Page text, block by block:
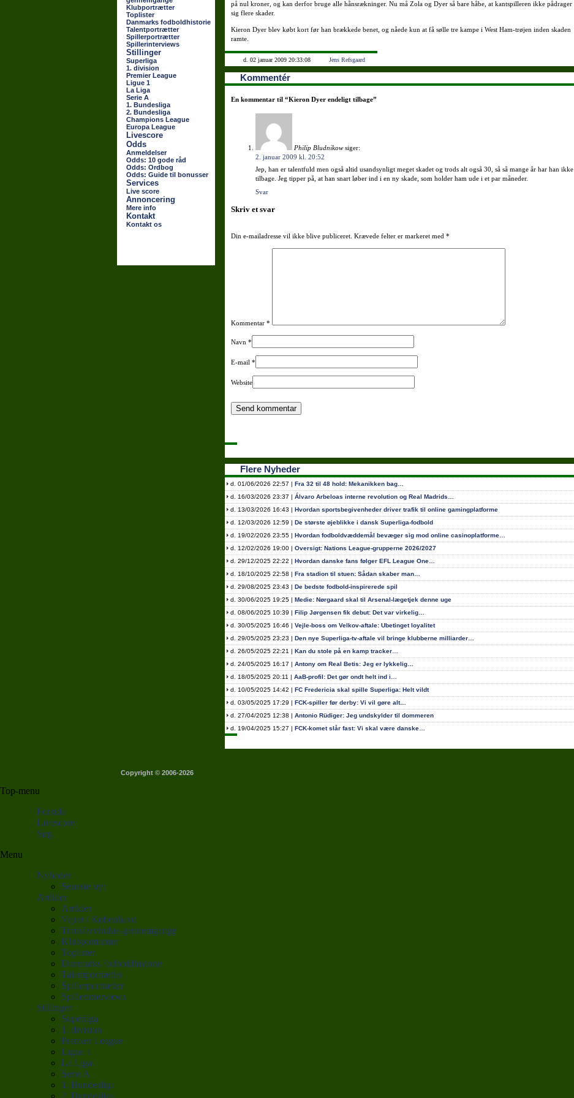
Klubportrætter
Toplister
Danmarks fodboldhistorie
Talentportrætter
Spillerportrætter
Spillerinterviews
Stillinger
Superliga
1. division
Premier League
Ligue 1
La Liga
Serie A
1. Bundesliga
2. Bundesliga
Champions League
Europa League
Livescore
Odds
Anmeldelser
Odds: 10 gode råd
Odds: Ordbog
Odds: Guide til bonusser
Services
Live score
Annoncering
Mere info
Kontakt
Kontakt os
på nul kroner, og kan derfor bruge alle hånsrækninger. Nu må Zola og Dyer så bare håbe, at kantspilleren ikke pådrager
sig flere skader.
Kieron Dyer blev købt kort før han brækkede benet, og nåede kun at få sølle tre kampe i West Ham-trøjen inden skaden
ramte.
d. 02 januar 2009 20:33:08 Jens Refsgaard
Kommentér
En kommentar til “Kieron Dyer endeligt tilbage”
Philip Bludnikow siger:
2. januar 2009 kl. 20:52
Jep, han er talentfuld men også altid usandsynligt meget skadet og trods alt også 30, så så mange år har han ikke
tilbage. Jeg tipper på, at han snart løber ind i en ny skade, som holder ham ude i et par måneder.
Svar
Skriv et svar
Din e-mailadresse vil ikke blive publiceret. Krævede felter er markeret med *
Kommentar *
Navn *
E-mail *
Website
Flere Nyheder
d. 01/06/2026 22:57 | Fra 32 til 48 hold: Mekanikken bag…
d. 16/03/2026 23:37 | Álvaro Arbeloas interne revolution og Real Madrids…
d. 13/03/2026 16:43 | Hvordan sportsbegivenheder driver trafik til online gamingplatforme
d. 12/03/2026 12:59 | De største øjeblikke i dansk Superliga-fodbold
d. 19/02/2026 23:55 | Hvordan fodboldvæddemål bevæger sig mod online casinoplatforme…
d. 12/02/2026 19:00 | Oversigt: Nations League-grupperne 2026/2027
d. 29/12/2025 22:22 | Hvordan danske fans følger EFL League One…
d. 18/10/2025 22:58 | Fra stadion til stuen: Sådan skaber man…
d. 29/08/2025 23:43 | De bedste fodbold-inspirerede spil
d. 30/06/2025 19:25 | Medie: Nørgaard skal til Arsenal-lægetjek denne uge
d. 08/06/2025 10:39 | Filip Jørgensen fik debut: Det var virkelig…
d. 30/05/2025 16:46 | Vejle-boss om Velkov-aftale: Ubetinget loyalitet
d. 29/05/2025 23:23 | Den nye Superliga-tv-aftale vil bringe klubberne milliarder…
d. 26/05/2025 22:21 | Kan du stole på en kamp tracker…
d. 24/05/2025 16:17 | Antony om Real Betis: Jeg er lykkelig…
d. 18/05/2025 20:11 | AaB-profil: Det gør ondt helt ind i…
d. 10/05/2025 14:42 | FC Fredericia skal spille Superliga: Helt vildt
d. 03/05/2025 17:29 | FCK-spiller før derby: Vi vil gøre alt…
d. 27/04/2025 12:38 | Antonio Rüdiger: Jeg undskylder til dommeren
d. 19/04/2025 15:27 | FCK-komet slår fast: Vi skal være danske…
Copyright © 2006-2026
Top-menu
Forside
Livescore
Søg
Menu
Nyheder
Seneste nyt
Artikler
Artikler
Vejret i København
Transfervindue-gennemgange
Klubportrætter
Toplister
Danmarks fodboldhistorie
Talentportrætter
Spillerportrætter
Spillerinterviews
Stillinger
Superliga
1. division
Premier League
Ligue 1
La Liga
Serie A
1. Bundesliga
2. Bundesliga